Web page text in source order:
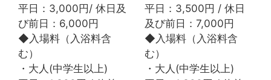
平日：3,000円/ 休日及
び前日：6,000円
◆入場料（入浴料含
む）
・大人(中学生以上)
平日：3,500円 / 休日
及び前日：7,000円
◆入場料（入浴料含
む）
・大人(中学生以上)